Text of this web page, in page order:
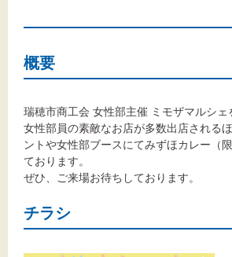
背景色
概要
瑞穂市商工会 女性部主催 ミモザマルシェ
女性部員の素敵なお店が多数出店される
ントや女性部ブースにてみずほカレー（
ております。
ぜひ、ご来場お待ちしております。
チラシ